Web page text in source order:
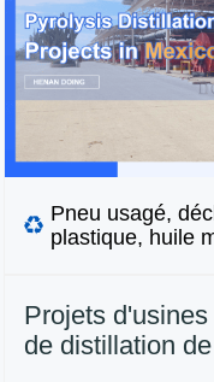
Pneu usagé,
plastique, huile
Projets
de distillation